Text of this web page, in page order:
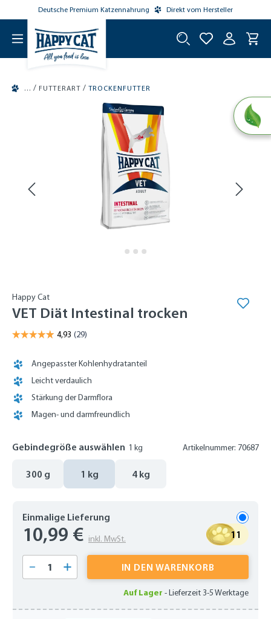
springen
Deutsche Premium Katzennahrung Direkt vom Hersteller
/ FUTTERART / TROCKENFUTTER
Happy Cat
VET Diät Intestinal trocken
Angepasster Kohlenhydratanteil
Leicht verdaulich
Stärkung der Darmflora
Magen- und darmfreundlich
Gebindegröße auswählen 1 kg Artikelnummer: 70687
300 g 1 kg 4 kg
Einmalige Lieferung
10,99 € inkl. MwSt. 11
Produkt Anzahl: Gib den gewünschten
IN DEN WARENKORB
Auf Lager -Lieferzeit 3-5 Werktage